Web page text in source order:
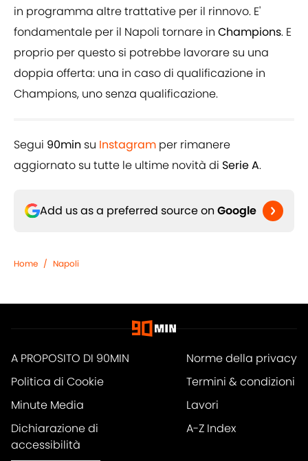
in programma altre trattative per il rinnovo. E'
fondamentale per il Napoli tornare in Champions. E
proprio per questo si potrebbe lavorare su una
doppia offerta: una in caso di qualificazione in
Champions, uno senza qualificazione.
Segui 90min su Instagram per rimanere
aggiornato su tutte le ultime novità di Serie A.
Add us as a preferred source on Google
Home / Napoli
A PROPOSITO DI 90MIN
Norme della privacy
Politica di Cookie
Termini & condizioni
Minute Media
Lavori
Dichiarazione di
accessibilità
A-Z Index